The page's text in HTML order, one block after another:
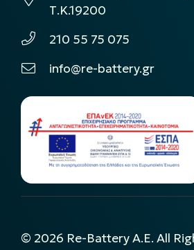
Τ.Κ.19200
210 55 75 075
info@re-battery.gr
© 2026 Re-Battery A.E. All